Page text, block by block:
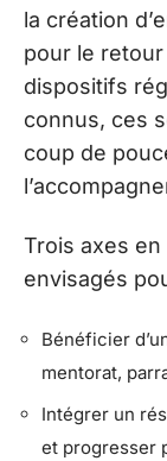
la création
pour le retour
dispositifs
connus, ces
coup de
Trois axes en
envisagés
Bénéficier
mentorat,
Intégrer un
et progresser